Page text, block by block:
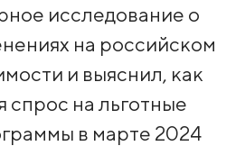
исследование о
на российском
и выяснил, как
спрос на льготные
в марте 2024